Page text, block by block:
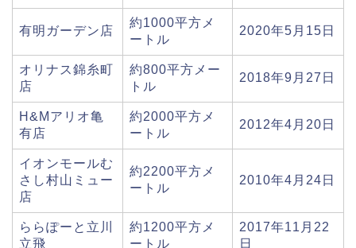
有明ガーデン店
約1000平方メ
ートル
2020年5月15日
オリナス錦糸町
店
約800平方メー
トル
2018年9月27日
H&Mアリオ亀
有店
約2000平方メ
ートル
2012年4月20日
イオンモールむ
さし村山ミュー
店
約2200平方メ
ートル
2010年4月24日
ららぽーと立川
立飛
約1200平方メ
ートル
2017年11月22
日